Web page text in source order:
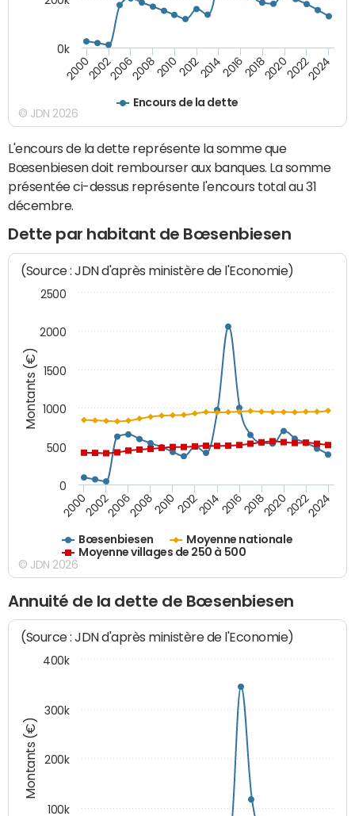
Encours de la dette
200020022006200820102012201420162018202020222024
0k
© JDN 2026
L'encours de la dette représente la somme que
Bœsenbiesen doit rembourser aux banques. La somme
présentée ci-dessus représente l'encours total au 31
décembre.
Dette par habitant de Bœsenbiesen
Montants (€)
(Source : JDN d'après ministère de l'Economie)
Bœsenbiesen
Moyenne nationale
Moyenne villages de 250 à 500
200020022006200820102012201420162018202020222024
0
500
1000
1500
2000
2500
© JDN 2026
Annuité de la dette de Bœsenbiesen
Montants (€)
(Source : JDN d'après ministère de l'Economie)
100k
200k
300k
400k